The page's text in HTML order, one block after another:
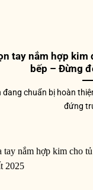
tay nắm hợp
bếp – Đừng
đang chuẩn bị hoàn
đứng